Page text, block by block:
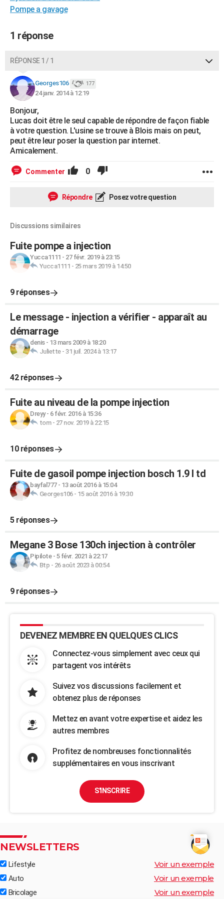
Destinations
City break
Voyage nature
Voyage de noces
Forum
Climat
PHOTO
GUIDES D'ACHAT
Carte de Noël
Carte Bonne année
Carte Saint-Valentin
Carte Pâques
Carte d'anniversaire
DICTIONNAIRE
Dictionnaire
Biographies
Citations
Expressions
Proverbes
PROGRAMME TV
COPAINS D'AVANT
S'inscrire
Se connecter
Lycées
Collèges
Primaires
Universités
Entreprises
Service militaire
Avis de recherche
AVIS DE DÉCÈS
FORUM
Pompe a gavage
1 réponse
RÉPONSE 1 / 1
Georges106 177
24 janv. 2014 à 12:19
Bonjour,
Lucas doit être le seul capable de répondre de façon fiable
à votre question. L'usine se trouve à Blois mais on peut,
peut être leur poser la question par internet.
Amicalement.
Commenter 0
Répondre Posez votre question
Discussions similaires
Fuite pompe a injection
Yucca1111 - 27 févr. 2019 à 23:15
Yucca1111 - 25 mars 2019 à 14:50
9 réponses
Le message - injection a vérifier - apparaît au
démarrage
denis- 13 mars 2009 à 18:20
Juliette- 31 juil. 2024 à 13:17
42 réponses
Fuite au niveau de la pompe injection
Dreyy- 6 févr. 2016 à 15:36
tom- 27 nov. 2019 à 22:15
10 réponses
Fuite de gasoil pompe injection bosch 1.9 l td
bayfal777- 13 août 2016 à 15:04
Georges106- 15 août 2016 à 19:30
5 réponses
Megane 3 Bose 130ch injection à contrôler
Pipilote- 5 févr. 2021 à 22:17
Btp - 26 août 2023 à 00:54
9 réponses
DEVENEZ MEMBRE EN QUELQUES CLICS
Connectez-vous simplement avec ceux qui
partagent vos intérêts
Suivez vos discussions facilement et
obtenez plus de réponses
Mettez en avant votre expertise et aidez les
autres membres
Profitez de nombreuses fonctionnalités
supplémentaires en vous inscrivant
S'INSCRIRE
NEWSLETTERS
Lifestyle Voir un exemple
Auto Voir un exemple
Bricolage Voir un exemple